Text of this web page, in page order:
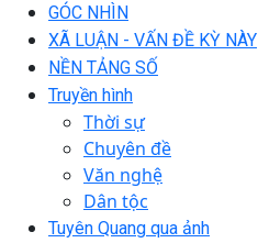
GÓC NHÌN
XÃ LUẬN - VẤN ĐỀ KỲ NÀY
NỀN TẢNG SỐ
Truyền hình
Thời sự
Chuyên đề
Văn nghệ
Dân tộc
Tuyên Quang qua ảnh